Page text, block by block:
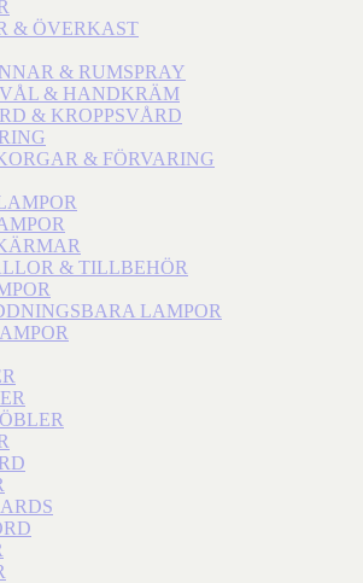
& ÖVERKAST
& RUMSPRAY
& HANDKRÄM
& KROPPSVÅRD
& FÖRVARING
& TILLBEHÖR
LAMPOR